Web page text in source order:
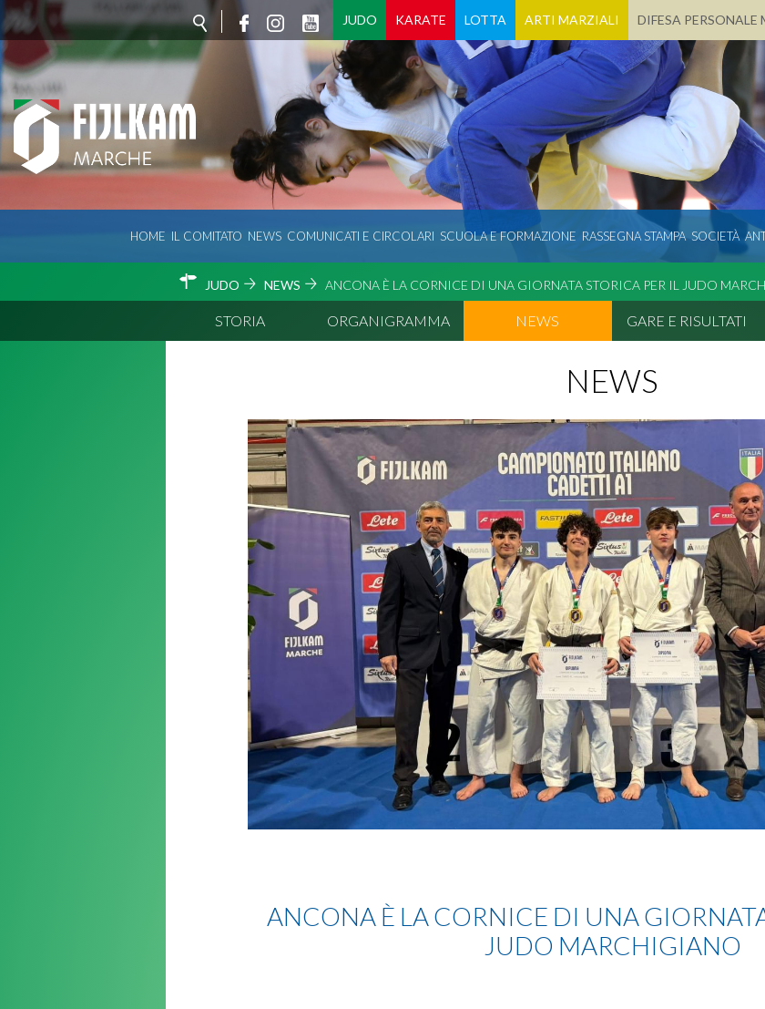
JUDO KARATE LOTTA ARTI MARZIALI DIFESA PERSONALE
HOME IL COMITATO NEWS COMUNICATI E CIRCOLARI SCUOLA E FORMAZIONE RASSEGNA STAMPA SOCIETÀ
JUDO NEWS ANCONA È LA CORNICE DI UNA GIORNATA STORICA PER IL JUDO
STORIA ORGANIGRAMMA NEWS GARE E RISULTATI
NEWS
ANCONA È LA CORNICE DI UNA
JUDO MARCHIGIANO